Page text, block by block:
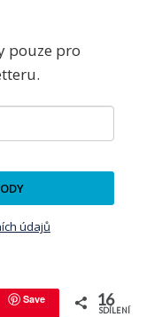
pouze pro
údajů
Save 16
SDÍLENÍ